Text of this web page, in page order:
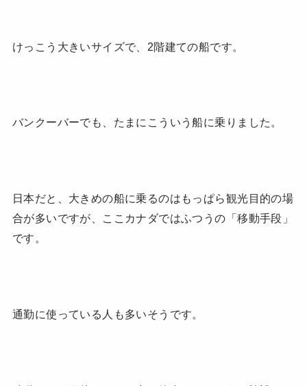
けっこう大きいサイズで、2階建ての船です。
バンクーバーでも、たまにこういう船に乗りました。
日本だと、大きめの船に乗るのはもっぱら観光目的の場
合が多いですが、ここカナダではふつうの「移動手段」
です。
通勤に使っている人も多いそうです。